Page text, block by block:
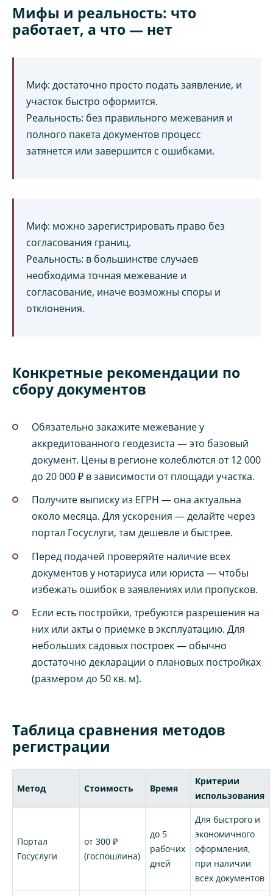
Мифы и реальность: что
работает, а что — нет
Миф: достаточно просто подать заявление, и
участок быстро оформится.
Реальность: без правильного межевания и
полного пакета документов процесс
затянется или завершится с ошибками.
Миф: можно зарегистрировать право без
согласования границ.
Реальность: в большинстве случаев
необходима точная межевание и
согласование, иначе возможны споры и
отклонения.
Конкретные рекомендации по
сбору документов
Обязательно закажите межевание у
аккредитованного геодезиста — это базовый
документ. Цены в регионе колеблются от 12 000
до 20 000 ₽ в зависимости от площади участка.
Получите выписку из ЕГРН — она актуальна
около месяца. Для ускорения — делайте через
портал Госуслуги, там дешевле и быстрее.
Перед подачей проверяйте наличие всех
документов у нотариуса или юриста — чтобы
избежать ошибок в заявлениях или пропусков.
Если есть постройки, требуются разрешения на
них или акты о приемке в эксплуатацию. Для
небольших садовых построек — обычно
достаточно декларации о плановых постройках
(размером до 50 кв. м).
Таблица сравнения методов
регистрации
Метод Стоимость Время
Критерии
использования
Портал
Госуслуги
от 300 ₽
(госпошлина)
до 5
рабочих
дней
Для быстрого и
экономичного
оформления,
при наличии
всех документов